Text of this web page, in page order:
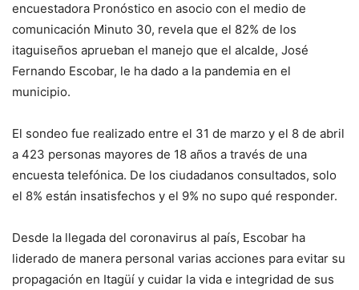
encuestadora Pronóstico en asocio con el medio de
comunicación Minuto 30, revela que el 82% de los
itaguiseños aprueban el manejo que el alcalde, José
Fernando Escobar, le ha dado a la pandemia en el
municipio.
El sondeo fue realizado entre el 31 de marzo y el 8 de abril
a 423 personas mayores de 18 años a través de una
encuesta telefónica. De los ciudadanos consultados, solo
el 8% están insatisfechos y el 9% no supo qué responder.
Desde la llegada del coronavirus al país, Escobar ha
liderado de manera personal varias acciones para evitar su
propagación en Itagüí y cuidar la vida e integridad de sus